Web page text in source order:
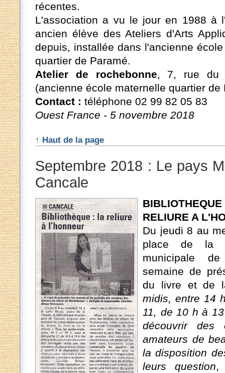
récentes.
L'association a vu le jour en 1988 à
ancien élève des Ateliers d'Arts
depuis, installée dans l'ancienne
quartier de Paramé.
Atelier de rochebonne, 7, rue du
(ancienne école maternelle quartier de
Contact : téléphone 02 99 82 05 83
Ouest France - 5 novembre 2018
↑ Haut de la page
Septembre 2018 : Le pays
Cancale
RELIURE A
Du jeudi 8 au
place de la
municipale
semaine de
du livre et de
midis, entre 14
11, de 10 h à
découvrir des
amateurs de
la disposition
leurs question,